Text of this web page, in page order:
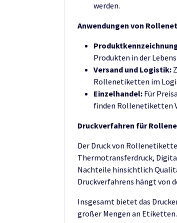
werden.
Anwendungen von
Produkten in der
Versand und Logistik:
Rollenetiketten im
Einzelhandel: Für
finden Rollenetiketten
Druckverfahren für
Der Druck von
Thermotransferdruck,
Nachteile hinsichtlich
Druckverfahrens hängt von
Insgesamt bietet das
großer Mengen an